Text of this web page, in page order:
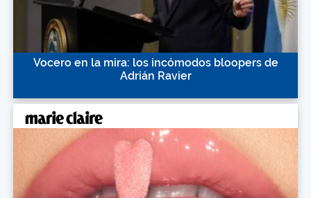
Vocero en la mira: los incómodos bloopers de
Adrián Ravier